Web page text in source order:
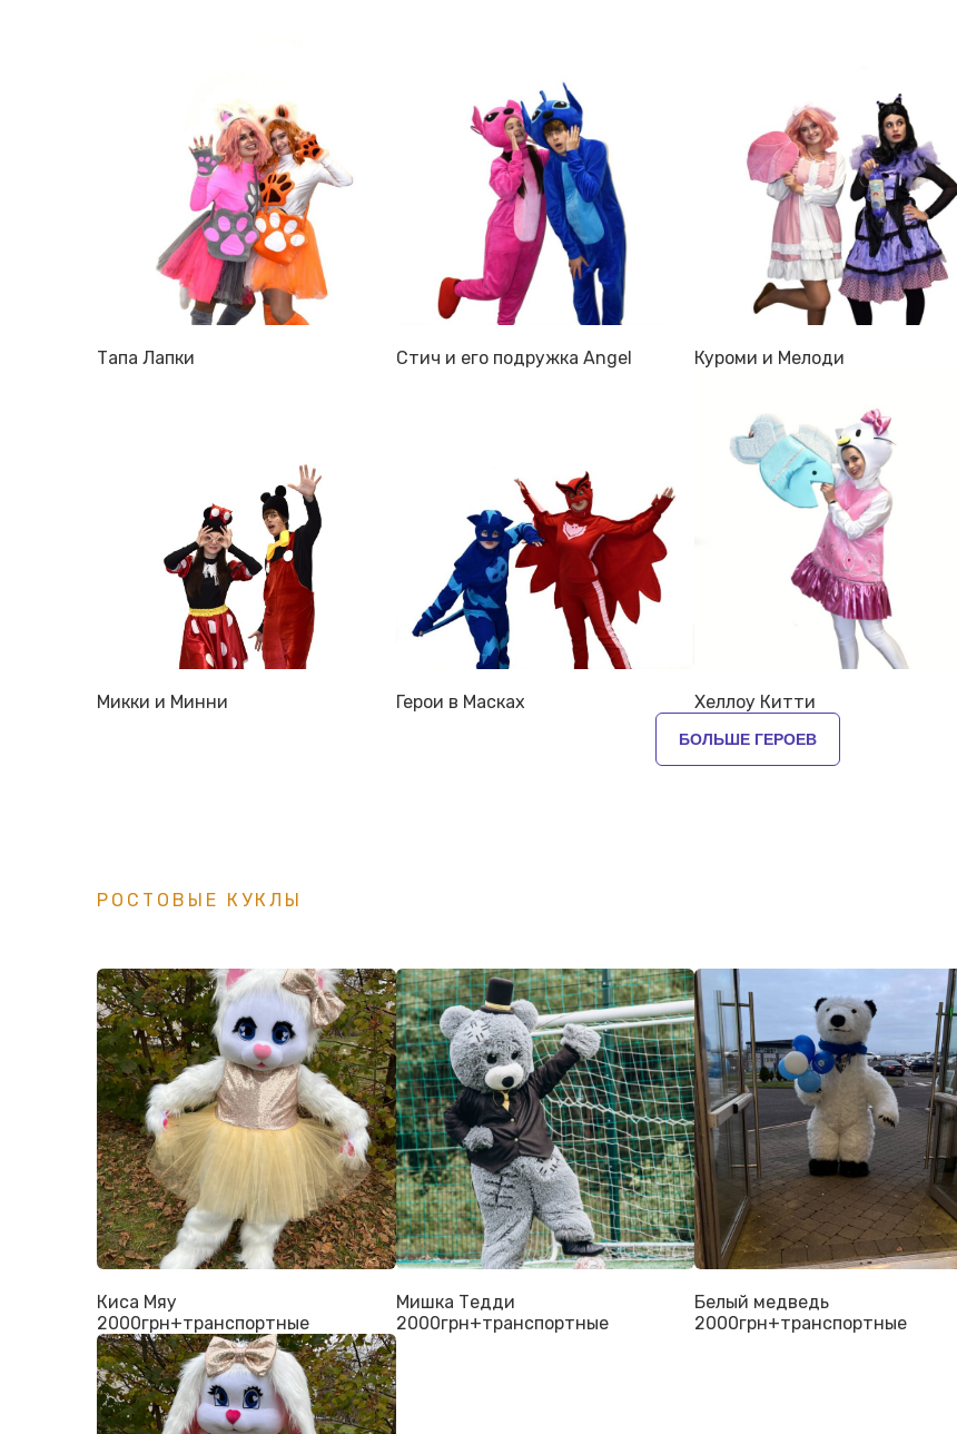
Тапа Лапки Стич и его подружка Angel Куроми и Мелоди
Микки и Минни Герои в Масках Хеллоу Китти
БОЛЬШЕ ГЕРОЕВ
РОСТОВЫЕ КУКЛЫ
Киса Мяу
2000грн+транспортные
Мишка Тедди
2000грн+транспортные
Белый медведь
2000грн+транспортные